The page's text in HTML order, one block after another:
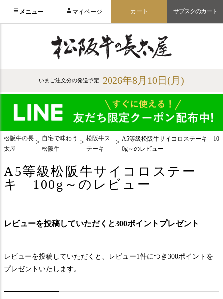
メニュー マイページ カート サブスクのカート
いまご注文分の発送予定 2026年8月10日(月)
松阪牛の長
太屋
自宅で味わう
松阪牛
松阪牛ス
テーキ
A5等級松阪牛サイコロステーキ 10
0g～のレビュー
A5等級松阪牛サイコロステー
キ 100g～のレビュー
レビューを投稿していただくと300ポイントプレゼント
レビューを投稿していただくと、レビュー1件につき300ポイントを
プレゼントいたします。